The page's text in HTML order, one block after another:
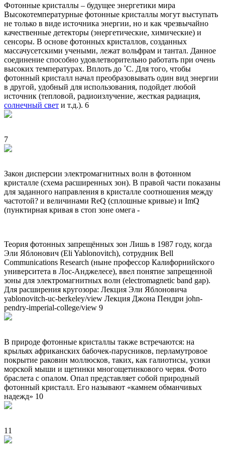
Фотонные кристаллы – будущее энергетики мира
Высокотемпературные фотонные кристаллы могут выступать
не только в виде источника энергии, но и как чрезвычайно
качественные детекторы (энергетические, химические) и
сенсоры. В основе фотонных кристаллов, созданных
массачусетскими учеными, лежат вольфрам и тантал. Данное
соединение способно удовлетворительно работать при очень
высоких температурах. Вплоть до ˚С. Для того, чтобы
фотонный кристалл начал преобразовывать один вид энергии
в другой, удобный для использования, подойдет любой
источник (тепловой, радиоизлучение, жесткая радиация,
солнечный свет и т.д.). 6
7
Закон дисперсии электромагнитных волн в фотонном
кристалле (схема расширенных зон). В правой части показаны
для заданного направления в кристалле соотношения между
частотой? и величинами ReQ (сплошные кривые) и ImQ
(пунктирная кривая в стоп зоне омега -
Теория фотонных запрещённых зон Лишь в 1987 году, когда
Эли Яблонович (Eli Yablonovitch), сотрудник Bell
Communications Research (ныне профессор Калифорнийского
университета в Лос-Анджелесе), ввел понятие запрещенной
зоны для электромагнитных волн (electromagnetic band gap).
Для расширения кругозора: Лекция Эли Яблоновича
yablonovitch-uc-berkeley/view Лекция Джона Пендри john-
pendry-imperial-college/view 9
В природе фотонные кристаллы также встречаются: на
крыльях африканских бабочек-парусников, перламутровое
покрытие раковин моллюсков, таких, как галиотисы, усики
морской мыши и щетинки многощетинкового червя. Фото
браслета с опалом. Опал представляет собой природный
фотонный кристалл. Его называют «камнем обманчивых
надежд» 10
11